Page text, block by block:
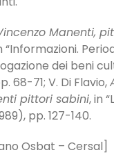
Manenti,
“Informazioni.
dei beni
68-71; V. Di Flavio,
pittori sabini, in
pp. 127-140.
Osbat – Cersal]